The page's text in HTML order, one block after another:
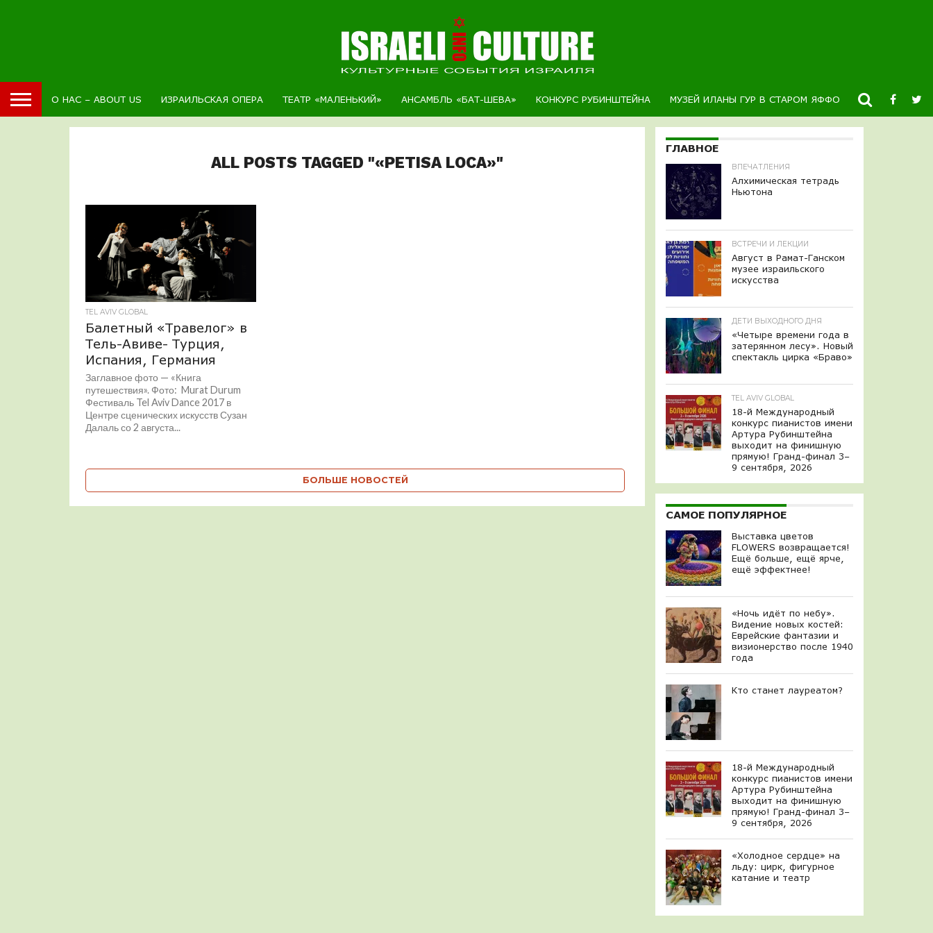
О НАС – ABOUT US ИЗРАИЛЬСКАЯ ОПЕРА ТЕАТР «МАЛЕНЬКИЙ» АНСАМБЛЬ «БАТ-ШЕВА» КОНКУРС РУБИНШТЕЙНА МУЗЕЙ ИЛАНЫ ГУР В СТАРОМ ЯФФО НОВОСТИ
ALL POSTS TAGGED "«PETISA LOCA»"
TEL AVIV GLOBAL
Балетный «Травелог» в
Тель-Авиве- Турция,
Испания, Германия
Заглавное фото — «Книга
путешествия». Фото: Murat Durum
Фестиваль Tel Aviv Dance 2017 в
Центре сценических искусств Сузан
Далаль со 2 августа...
БОЛЬШЕ НОВОСТЕЙ
ГЛАВНОЕ
ВПЕЧАТЛЕНИЯ
Алхимическая тетрадь
Ньютона
ВСТРЕЧИ И ЛЕКЦИИ
Август в Рамат-Ганском
музее израильского
искусства
ДЕТИ ВЫХОДНОГО ДНЯ
«Четыре времени года в
затерянном лесу». Новый
спектакль цирка «Браво»
TEL AVIV GLOBAL
18-й Международный
конкурс пианистов имени
Артура Рубинштейна
выходит на финишную
прямую! Гранд-финал 3–
9 сентября, 2026
САМОЕ ПОПУЛЯРНОЕ
Выставка цветов
FLOWERS возвращается!
Ещё больше, ещё ярче,
ещё эффектнее!
«Ночь идёт по небу».
Видение новых костей:
Еврейские фантазии и
визионерство после 1940
года
Кто станет лауреатом?
18-й Международный
конкурс пианистов имени
Артура Рубинштейна
выходит на финишную
прямую! Гранд-финал 3–
9 сентября, 2026
«Холодное сердце» на
льду: цирк, фигурное
катание и театр